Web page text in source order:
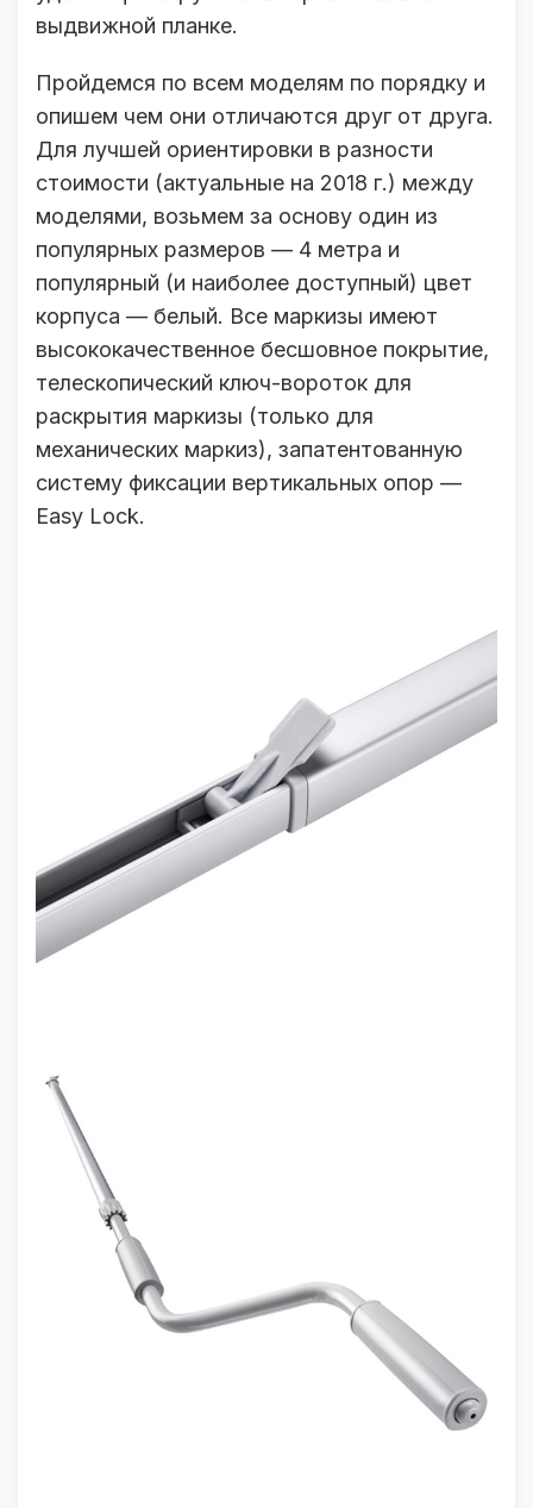
выдвижной планке.
Пройдемся по всем моделям по порядку и
опишем чем они отличаются друг от друга.
Для лучшей ориентировки в разности
стоимости (актуальные на 2018 г.) между
моделями, возьмем за основу один из
популярных размеров — 4 метра и
популярный (и наиболее доступный) цвет
корпуса — белый. Все маркизы имеют
высококачественное бесшовное покрытие,
телескопический ключ-вороток для
раскрытия маркизы (только для
механических маркиз), запатентованную
систему фиксации вертикальных опор —
Easy Lock.